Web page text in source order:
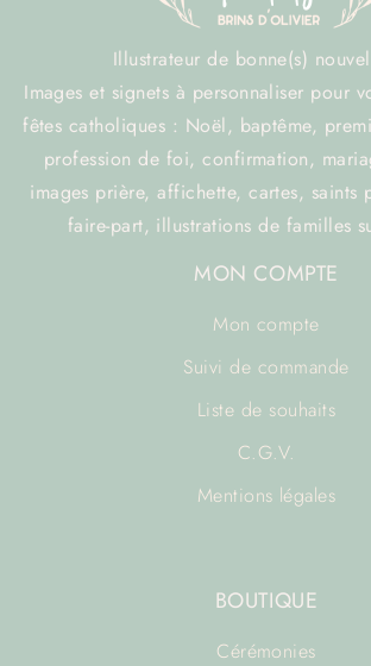
Illustrateur de bonne(s)
Images et signets à personnaliser pour
fêtes catholiques : Noël, baptême,
profession de foi, confirmation,
images prière, affichette, cartes, saints
faire-part, illustrations de familles
MON COMPTE
Mon compte
Suivi de commande
Liste de souhaits
C.G.V.
Mentions légales
BOUTIQUE
Cérémonies